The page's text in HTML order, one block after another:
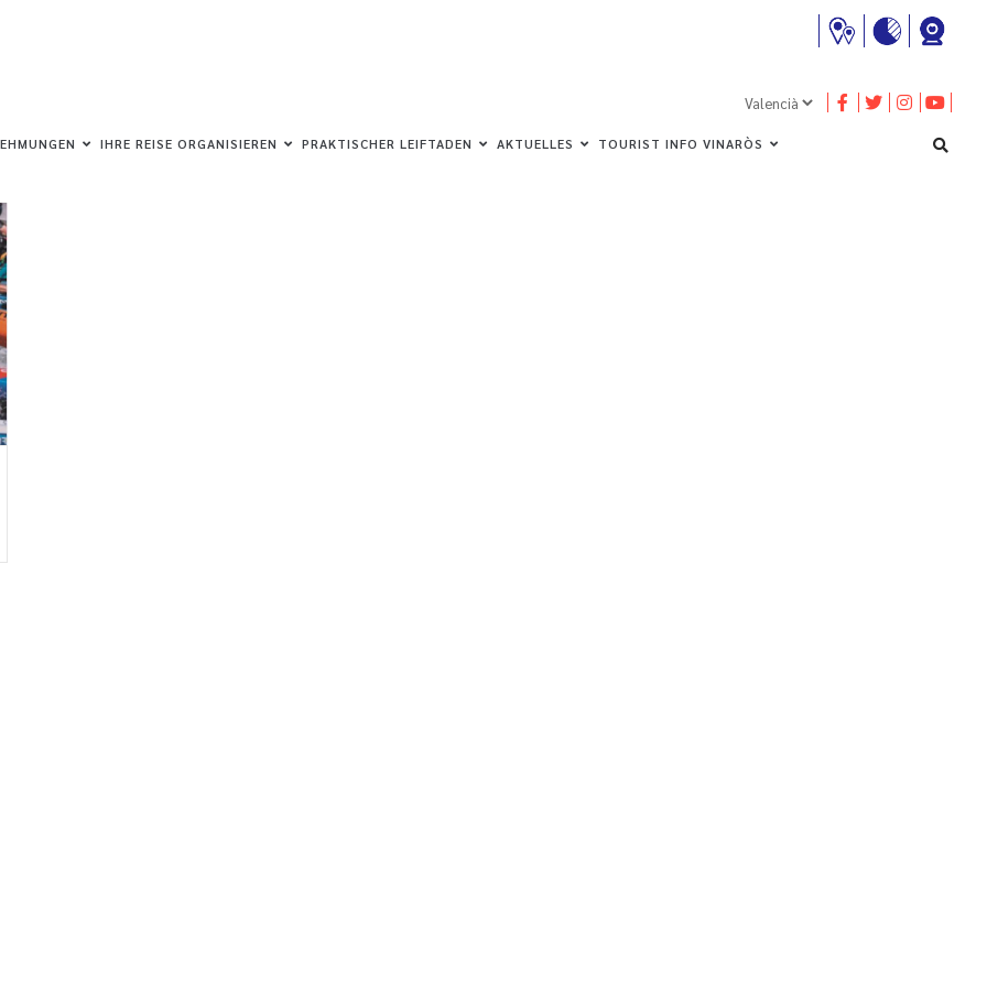
IHRE REISE ORGANISIEREN PRAKTISCHER LEIFTADEN AKTUELLES TOURIST INFO VINARÒS